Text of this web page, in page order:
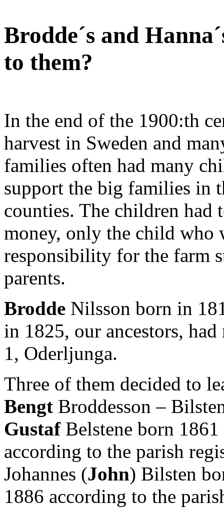
Brodde´s and
to them?
In the end of the 1900:th
harvest in Sweden and
families often had many
support the big families in
counties. The children had
money, only the child who
responsibility for the farm
parents.
Brodde Nilsson born in
in 1825, our ancestors,
1, Oderljunga.
Three of them decided to
Bengt Broddesson –
Gustaf Belstene born
according to the parish
Johannes (John) Bilsten
1886 according to the